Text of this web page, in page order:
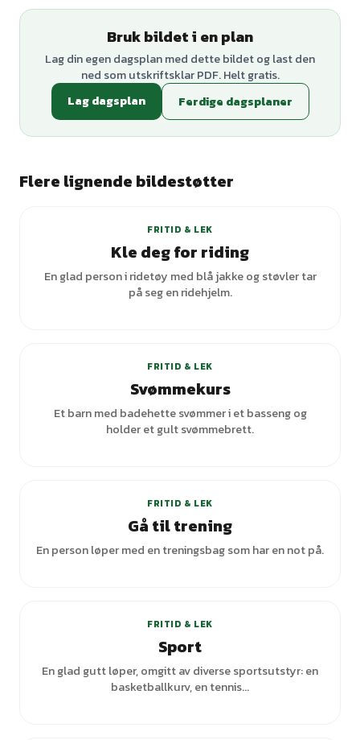
Bruk bildet i en plan
Lag din egen dagsplan med dette bildet og last den
ned som utskriftsklar PDF. Helt gratis.
Lag dagsplan
Ferdige dagsplaner
Flere lignende bildestøtter
FRITID & LEK
Kle deg for riding
En glad person i ridetøy med blå jakke og støvler tar
på seg en ridehjelm.
FRITID & LEK
Svømmekurs
Et barn med badehette svømmer i et basseng og
holder et gult svømmebrett.
FRITID & LEK
Gå til trening
En person løper med en treningsbag som har en not på.
FRITID & LEK
Sport
En glad gutt løper, omgitt av diverse sportsutstyr: en
basketballkurv, en tennis...